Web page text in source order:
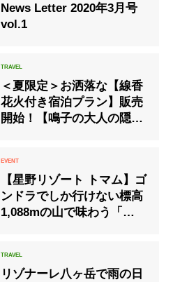
News Letter 2020年3月号
vol.1
＜夏限定＞お洒落な【線香
花火付き宿泊プラン】販売
開始！【鳴子の大人の隠れ
【星野リゾート トマム】ゴ
ンドラでしか行けない標高
1,088mの山で味わう「霧氷
リゾナーレ八ヶ岳で雨の日